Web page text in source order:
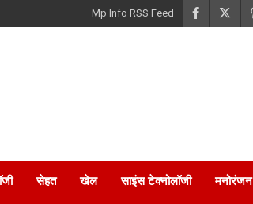
Mp Info RSS Feed
सेहत खेल साइंस टेक्नोलॉजी मनोरंजन